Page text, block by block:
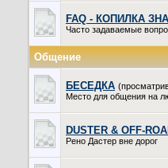
FAQ - КОПИЛКА
Часто задаваемые
Общение
БЕСЕДКА
Место для общения на
DUSTER & OFF-
Рено Дастер вне дорог